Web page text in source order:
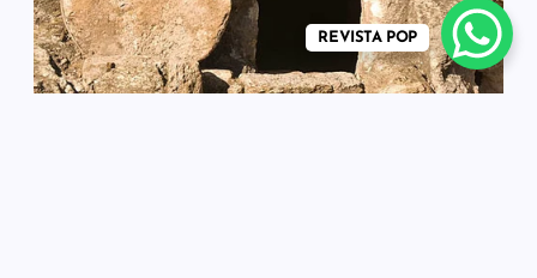
REVISTA POP